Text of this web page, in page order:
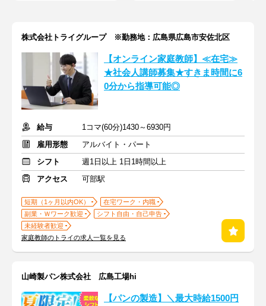
株式会社トライグループ ※勤務地：広島県広島市安佐北区
【オンライン家庭教師】≪在宅≫
★社会人講師募集★すきま時間に6
0分から指導可能◎
給与
1コマ(60分)1430～6930円
雇用形態
アルバイト・パート
シフト
週1日以上 1日1時間以上
アクセス
可部駅
短期（1ヶ月以内OK）
在宅ワーク・内職
副業・Ｗワーク歓迎
シフト自由・自己申告
未経験者歓迎
家庭教師のトライの求人一覧を見る
山崎製パン株式会社 広島工場hi
【パンの製造】＼最大時給1500円